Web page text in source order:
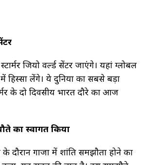
जियो वर्ल्ड सेंटर जाएंगे। यहां ग्लोबल
हिस्सा लेंगे। ये दुनिया का सबसे बड़ा
के दो दिवसीय भारत दौरे का आज
का स्वागत किया
के दौरान गाजा में शांति समझौता होने का